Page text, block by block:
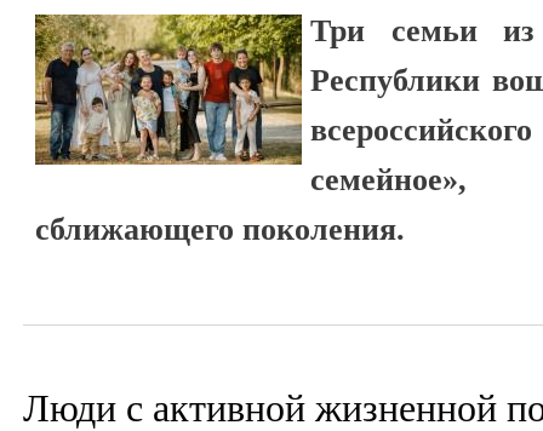
Три семьи из
Республики
сближающего поколения.
Люди с активной жизненной